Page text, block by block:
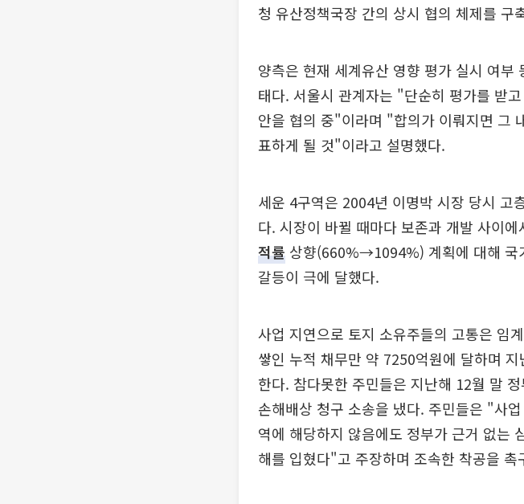
청 유산정책국장 간의 상시 협의 체제를 구
양측은 현재 세계유산 영향 평가 실시 여
태다. 서울시 관계자는 "단순히 평가를 받
안을 협의 중"이라며 "합의가 이뤄지면 그
표하게 될 것"이라고 설명했다.
세운 4구역은 2004년 이명박 시장 당시 고
다. 시장이 바뀔 때마다 보존과 개발 사이
적률 상향(660%→1094%) 계획에 대해 국
갈등이 극에 달했다.
사업 지연으로 토지 소유주들의 고통은 임
쌓인 누적 채무만 약 7250억원에 달하며
한다. 참다못한 주민들은 지난해 12월 말
손해배상 청구 소송을 냈다. 주민들은 "사
역에 해당하지 않음에도 정부가 근거 없는
해를 입혔다"고 주장하며 조속한 착공을 촉